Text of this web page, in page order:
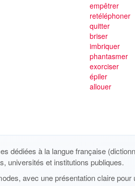
empêtrer
retéléphoner
quitter
briser
imbriquer
phantasmer
exorciser
épiler
allouer
dédiées à la langue française
universités et institutions publiques.
avec une présentation claire pour